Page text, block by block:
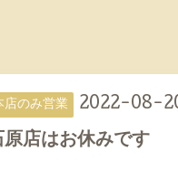
店のみ営業 2022-08-
原店はお休みです